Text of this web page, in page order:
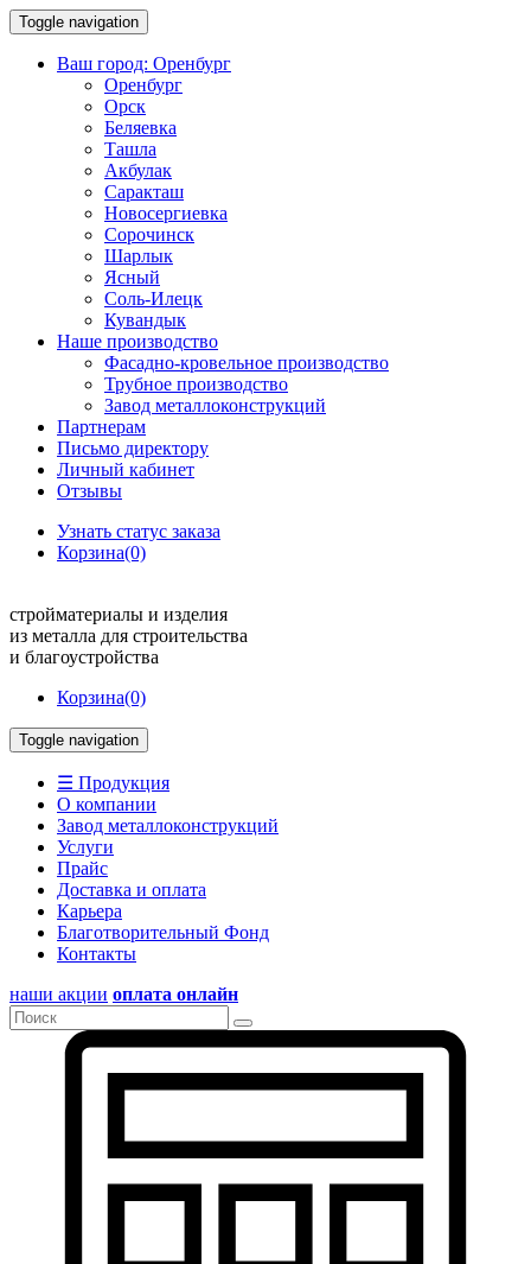
Toggle navigation
Ваш город: Оренбург
Оренбург
Орск
Беляевка
Ташла
Акбулак
Саракташ
Новосергиевка
Сорочинск
Шарлык
Ясный
Соль-Илецк
Кувандык
Наше производство
Фасадно-кровельное производство
Трубное производство
Завод металлоконструкций
Партнерам
Письмо директору
Личный кабинет
Отзывы
Узнать статус заказа
Корзина(0)
стройматериалы и изделия
из металла для строительства
и благоустройства
Корзина(0)
Toggle navigation
☰ Продукция
О компании
Завод металлоконструкций
Услуги
Прайс
Доставка и оплата
Карьера
Благотворительный Фонд
Контакты
наши акции оплата онлайн